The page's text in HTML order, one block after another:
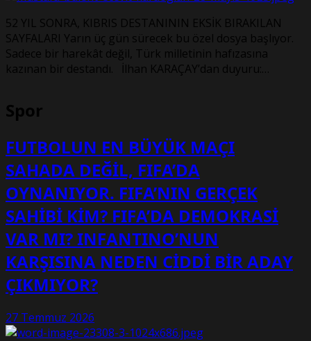
52 YIL SONRA, KIBRIS DESTANININ EKSİK BIRAKILAN
SAYFALARI Yarın üç gün sürecek bu özel dosya başlıyor.
Sadece bir harekât değil, Türk milletinin hafızasına
kazınan bir destandı. İlhan KARAÇAY’dan duyuru:…
Spor
FUTBOLUN EN BÜYÜK MAÇI
SAHADA DEĞİL, FIFA’DA
OYNANIYOR. FIFA’NIN GERÇEK
SAHİBİ KİM? FIFA’DA DEMOKRASİ
VAR MI? INFANTINO’NUN
KARŞISINA NEDEN CİDDİ BİR ADAY
ÇIKMIYOR?
27 Temmuz 2026